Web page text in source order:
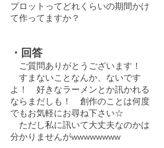
プロットってどれくらいの期間かけ
て作ってますか？
・回答
ご質問ありがとうございます！
すまないことなんか、ないです
よ！ 好きなラーメンとか訊かれる
ならまだしも！ 創作のことは何度
でもお気軽にお尋ね下さい☆
ただし私に訊いて大丈夫なのかは
分かりませんがwwwwwwww